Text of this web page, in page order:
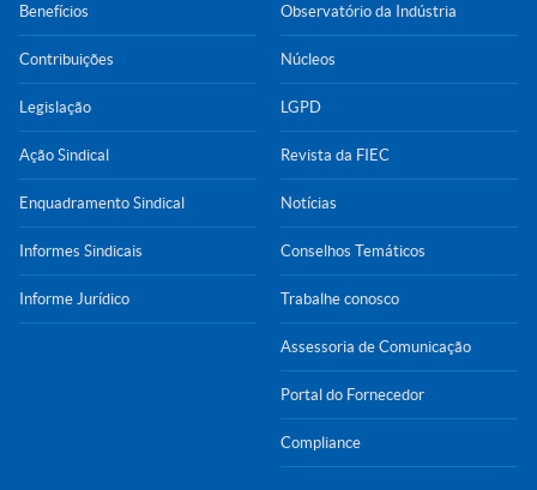
Benefícios
Contribuições
Legislação
Ação Sindical
Enquadramento Sindical
Informes Sindicais
Informe Jurídico
Observatório da Indústria
Núcleos
LGPD
Revista da FIEC
Notícias
Conselhos Temáticos
Trabalhe conosco
Assessoria de Comunicação
Portal do Fornecedor
Compliance